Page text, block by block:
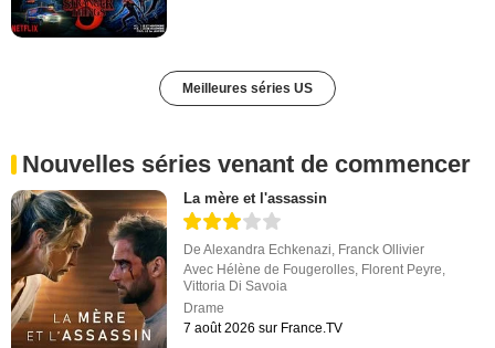
Meilleures séries US
Nouvelles séries venant de commencer
La mère et l'assassin
DeAlexandra Echkenazi Franck Ollivier
Avec Hélène de Fougerolles Florent Peyre
Vittoria Di Savoia
Drame
7 août 2026 sur France.TV